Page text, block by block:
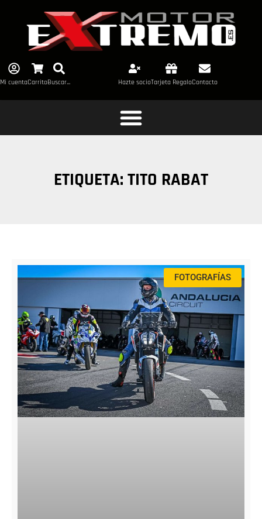
Mi cuentaCarritoBuscar... Hazte socioTarjeta RegaloContacto
ETIQUETA: TITO RABAT
FOTOGRAFÍAS